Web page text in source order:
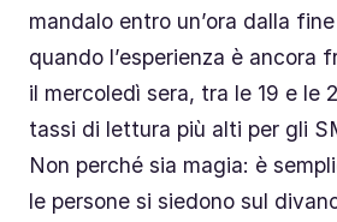
mandalo entro un’ora dalla
quando l’esperienza è ancora
il mercoledì sera, tra le 19 e le
tassi di lettura più alti per gli
Non perché sia magia: è
le persone si siedono sul